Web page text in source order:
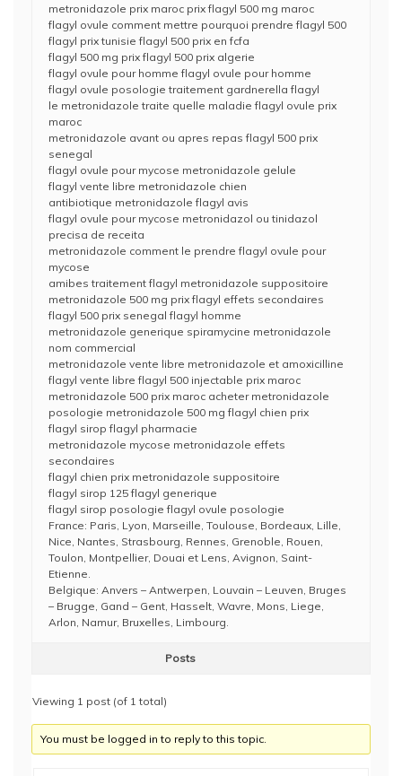
metronidazole prix maroc prix flagyl 500 mg maroc
flagyl ovule comment mettre pourquoi prendre flagyl 500
flagyl prix tunisie flagyl 500 prix en fcfa
flagyl 500 mg prix flagyl 500 prix algerie
flagyl ovule pour homme flagyl ovule pour homme
flagyl ovule posologie traitement gardnerella flagyl
le metronidazole traite quelle maladie flagyl ovule prix
maroc
metronidazole avant ou apres repas flagyl 500 prix
senegal
flagyl ovule pour mycose metronidazole gelule
flagyl vente libre metronidazole chien
antibiotique metronidazole flagyl avis
flagyl ovule pour mycose metronidazol ou tinidazol
precisa de receita
metronidazole comment le prendre flagyl ovule pour
mycose
amibes traitement flagyl metronidazole suppositoire
metronidazole 500 mg prix flagyl effets secondaires
flagyl 500 prix senegal flagyl homme
metronidazole generique spiramycine metronidazole
nom commercial
metronidazole vente libre metronidazole et amoxicilline
flagyl vente libre flagyl 500 injectable prix maroc
metronidazole 500 prix maroc acheter metronidazole
posologie metronidazole 500 mg flagyl chien prix
flagyl sirop flagyl pharmacie
metronidazole mycose metronidazole effets
secondaires
flagyl chien prix metronidazole suppositoire
flagyl sirop 125 flagyl generique
flagyl sirop posologie flagyl ovule posologie
France: Paris, Lyon, Marseille, Toulouse, Bordeaux, Lille,
Nice, Nantes, Strasbourg, Rennes, Grenoble, Rouen,
Toulon, Montpellier, Douai et Lens, Avignon, Saint-
Etienne.
Belgique: Anvers – Antwerpen, Louvain – Leuven, Bruges
– Brugge, Gand – Gent, Hasselt, Wavre, Mons, Liege,
Arlon, Namur, Bruxelles, Limbourg.
Posts
Viewing 1 post (of 1 total)
You must be logged in to reply to this topic.